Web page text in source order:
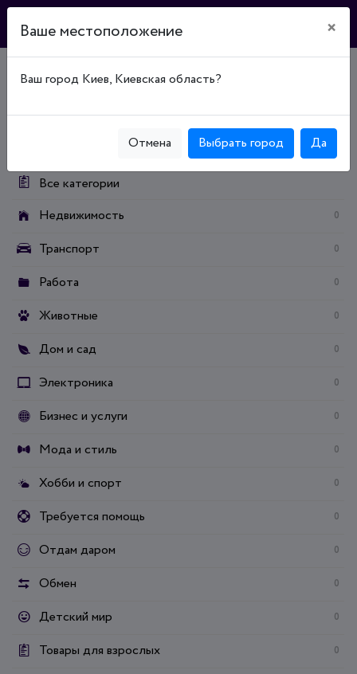
Главная Доска объявлений
Все категории
Недвижимость
0
Транспорт 0
Работа 0
Животные 0
Дом и сад 0
Электроника 0
Бизнес и услуги 0
Мода и стиль 0
Хобби и спорт 0
Требуется помощь 0
Отдам даром 0
Обмен 0
Детский мир 0
Товары для взрослых 0
Ваше местоположение ×
Ваш город Киев, Киевская область?
Отмена Выбрать город Да